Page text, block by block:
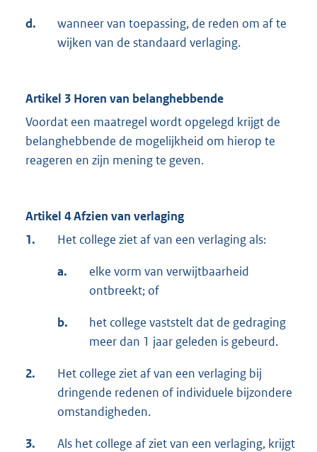
d.
wanneer van toepassing, de reden om af te
wijken van de standaard verlaging.
Artikel 3 Horen van belanghebbende
Voordat een maatregel wordt opgelegd krijgt de
belanghebbende de mogelijkheid om hierop te
reageren en zijn mening te geven.
Artikel 4Afzien van verlaging
1.
Het college ziet af van een verlaging als:
a.
elke vorm van verwijtbaarheid
ontbreekt; of
b.
het college vaststelt dat de gedraging
meer dan 1 jaar geleden is gebeurd.
2.
Het college ziet af van een verlaging bij
dringende redenen of individuele bijzondere
omstandigheden.
3.
Als het college af ziet van een verlaging, krijgt